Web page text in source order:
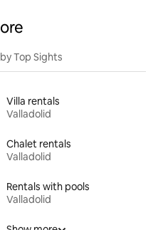
Top Sights
Villa rentals
Valladolid
Chalet rentals
Valladolid
Rentals with pools
Valladolid